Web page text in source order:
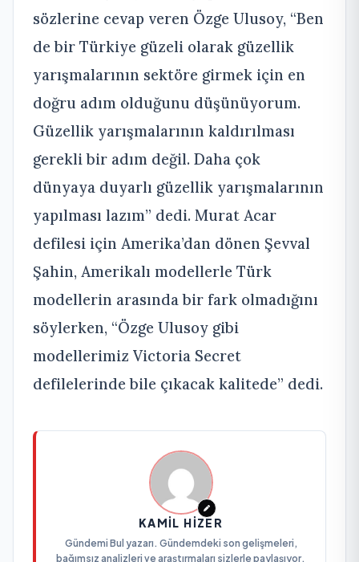
sözlerine cevap veren Özge Ulusoy, “Ben
de bir Türkiye güzeli olarak güzellik
yarışmalarının sektöre girmek için en
doğru adım olduğunu düşünüyorum.
Güzellik yarışmalarının kaldırılması
gerekli bir adım değil. Daha çok
dünyaya duyarlı güzellik yarışmalarının
yapılması lazım” dedi. Murat Acar
defilesi için Amerika’dan dönen Şevval
Şahin, Amerikalı modellerle Türk
modellerin arasında bir fark olmadığını
söylerken, “Özge Ulusoy gibi
modellerimiz Victoria Secret
defilelerinde bile çıkacak kalitede” dedi.
KAMIL HIZER
Gündemi Bul yazarı. Gündemdeki son gelişmeleri,
bağımsız analizleri ve araştırmaları sizlerle paylaşıyor.